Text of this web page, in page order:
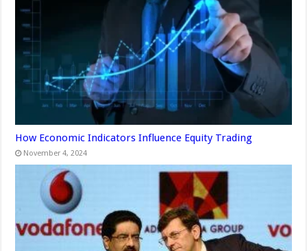
How Economic Indicators Influence Equity Trading
November 4, 2024